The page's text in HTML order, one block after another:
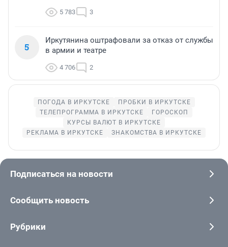
5 783 3
5
Иркутянина оштрафовали за отказ от службы
в армии и театре
4 706 2
ПОГОДА В ИРКУТСКЕ
ПРОБКИ В ИРКУТСКЕ
ТЕЛЕПРОГРАММА В ИРКУТСКЕ
ГОРОСКОП
КУРСЫ ВАЛЮТ В ИРКУТСКЕ
РЕКЛАМА В ИРКУТСКЕ
ЗНАКОМСТВА В ИРКУТСКЕ
Подписаться на новости
Сообщить новость
Рубрики